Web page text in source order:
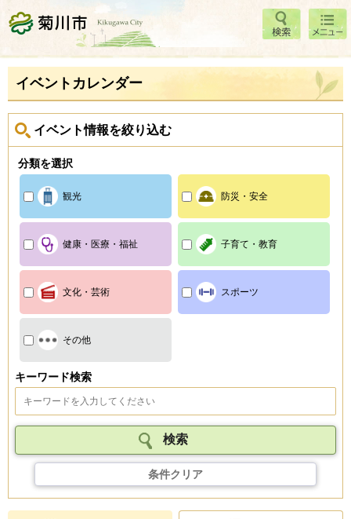
菊川市 検索
メニ
ュー
イベントカレンダー
イベント情報を絞り込む
分類を選択
観光 防災・安全
健康・医療・福祉 子育て・教育
文化・芸術 スポーツ
その他
キーワード検索
条件クリア